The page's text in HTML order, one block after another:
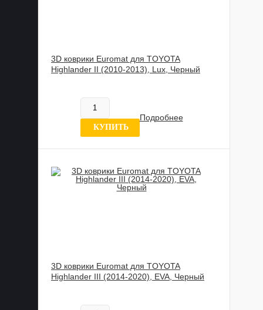
3D коврики Euromat для TOYOTA
Highlander II (2010-2013), Lux, Черный
В наличии
0 отзывов
КУПИТЬ
Подробнее
3D коврики Euromat для TOYOTA
Highlander III (2014-2020), EVA, Черный